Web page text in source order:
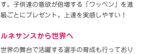
す。子供達の意欲が倍増する「ワッペン」を進
級ごとにプレゼント。上達を実感しやすい！
ルネサンスから世界へ
世界の舞台で活躍する選手の育成も行っており